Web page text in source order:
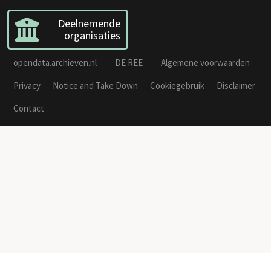
Deelnemende
organisaties
opendata.archieven.nl DE REE
Algemene voorwaarden
Privacy
Notice and Take Down Cookiegebruik
Disclaimer
Contact